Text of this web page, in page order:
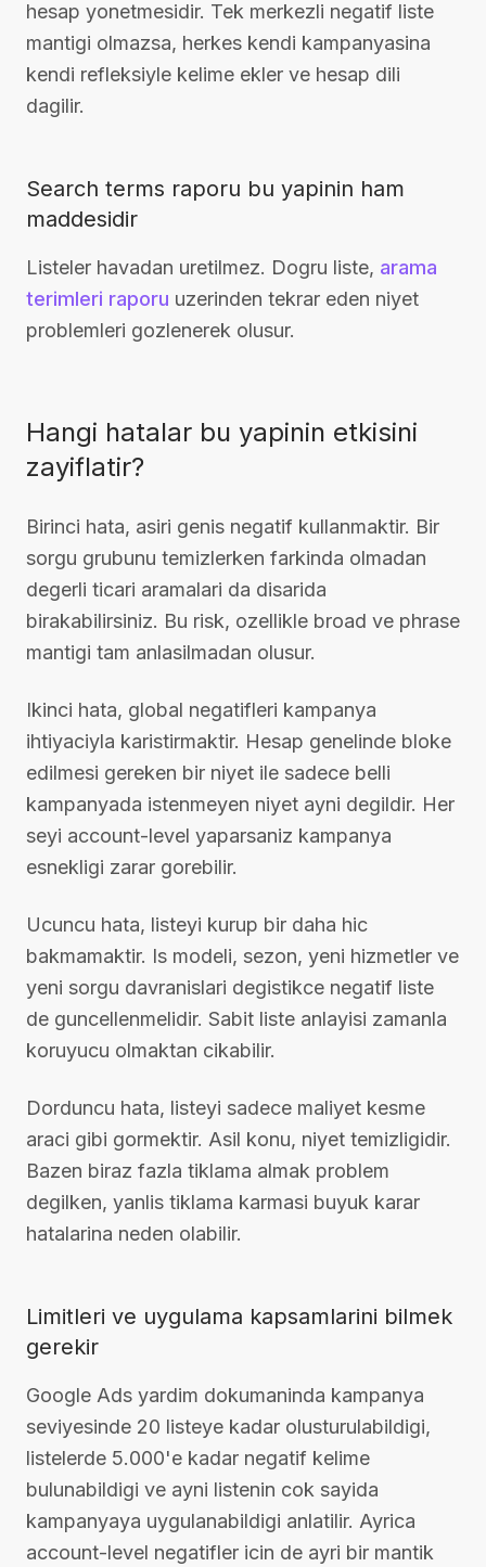
hesap yonetmesidir. Tek merkezli negatif liste
mantigi olmazsa, herkes kendi kampanyasina
kendi refleksiyle kelime ekler ve hesap dili
dagilir.
Search terms raporu bu yapinin ham
maddesidir
Listeler havadan uretilmez. Dogru liste, arama
terimleri raporu uzerinden tekrar eden niyet
problemleri gozlenerek olusur.
Hangi hatalar bu yapinin etkisini
zayiflatir?
Birinci hata, asiri genis negatif kullanmaktir. Bir
sorgu grubunu temizlerken farkinda olmadan
degerli ticari aramalari da disarida
birakabilirsiniz. Bu risk, ozellikle broad ve phrase
mantigi tam anlasilmadan olusur.
Ikinci hata, global negatifleri kampanya
ihtiyaciyla karistirmaktir. Hesap genelinde bloke
edilmesi gereken bir niyet ile sadece belli
kampanyada istenmeyen niyet ayni degildir. Her
seyi account-level yaparsaniz kampanya
esnekligi zarar gorebilir.
Ucuncu hata, listeyi kurup bir daha hic
bakmamaktir. Is modeli, sezon, yeni hizmetler ve
yeni sorgu davranislari degistikce negatif liste
de guncellenmelidir. Sabit liste anlayisi zamanla
koruyucu olmaktan cikabilir.
Dorduncu hata, listeyi sadece maliyet kesme
araci gibi gormektir. Asil konu, niyet temizligidir.
Bazen biraz fazla tiklama almak problem
degilken, yanlis tiklama karmasi buyuk karar
hatalarina neden olabilir.
Limitleri ve uygulama kapsamlarini bilmek
gerekir
Google Ads yardim dokumaninda kampanya
seviyesinde 20 listeye kadar olusturulabildigi,
listelerde 5.000'e kadar negatif kelime
bulunabildigi ve ayni listenin cok sayida
kampanyaya uygulanabildigi anlatilir. Ayrica
account-level negatifler icin de ayri bir mantik